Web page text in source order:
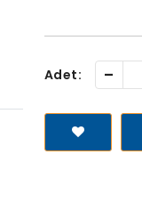
Adet: -